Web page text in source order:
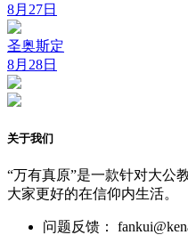
8月27日
圣奥斯定
8月28日
关于我们
“万有真原”是一款针对大公
大家更好的在信仰内生活。
问题反馈：